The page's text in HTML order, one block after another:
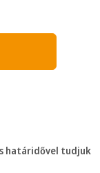
határidővel tudjuk